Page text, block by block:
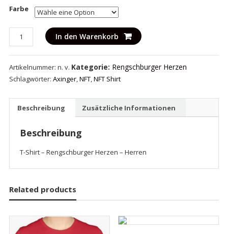
Farbe
Shirt
-
Rengschburger
Herzen
In den Warenkorb
Artikelnummer: n. v. Kategorie: Rengschburger Herzen
Schlagwörter: Axinger,NFT,NFT Shirt
Beschreibung Zusätzliche Informationen
Beschreibung
T-Shirt – Rengschburger Herzen – Herren
Related products